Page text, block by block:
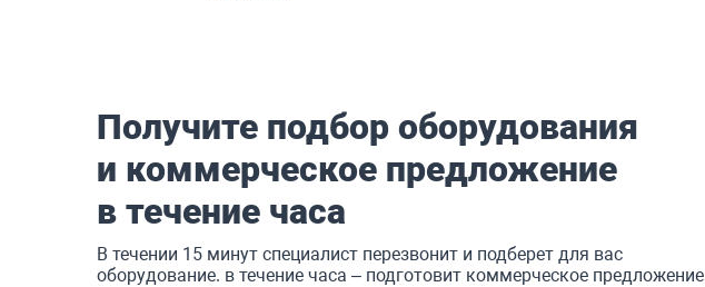
Форма обратной связи
Получите подбор оборудования
и коммерческое предложение
в течение часа
В течении 15 минут специалист перезвонит и подберет для вас
оборудование. в течение часа – подготовит коммерческое предложение